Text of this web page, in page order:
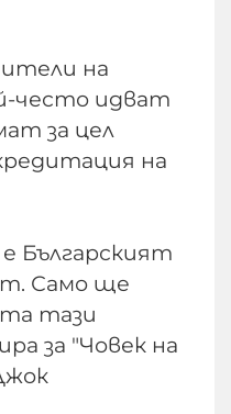
на
често идват
за цел
на
е Българският
Само ще
тази
за "Човек на